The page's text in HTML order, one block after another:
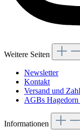
Weitere Seiten
Newsletter
Kontakt
Versand und
AGBs
Informationen